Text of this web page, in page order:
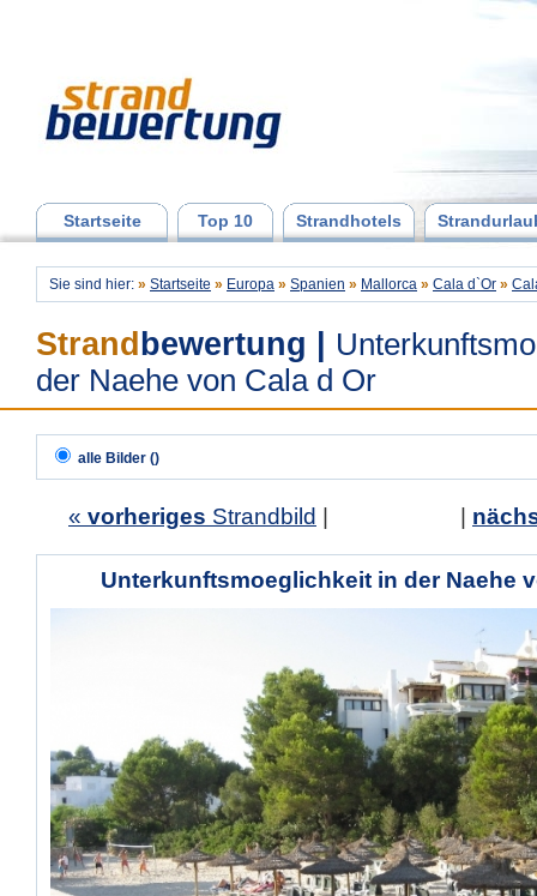
Startseite Top 10 Strandhotels
Sie sind hier: » Startseite » Europa » Spanien » Mallorca » Cala d`Or »
Strand bewertung
der Naehe von Cala d Or
alle Bilder ()
« vorheriges Strandbild
Unterkunftsmoeglichkeit in der Naehe